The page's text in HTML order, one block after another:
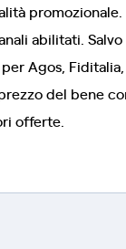
abilitati.
Agos,
del bene
offerte.